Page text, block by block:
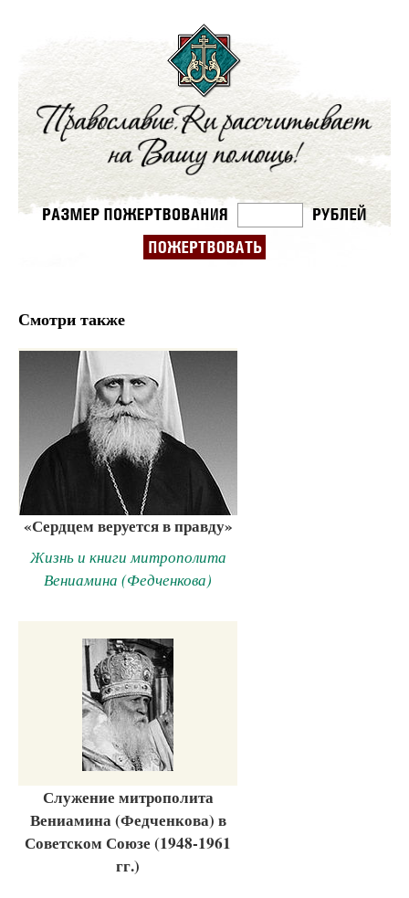
Смотри также
«Сердцем веруется в правду»
Жизнь и книги митрополита
Вениамина (Федченкова)
Служение митрополита
Вениамина (Федченкова) в
Советском Союзе (1948-1961
гг.)